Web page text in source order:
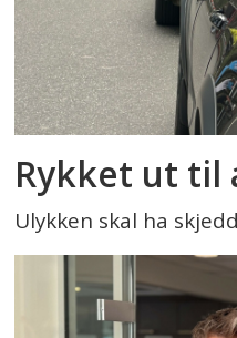
Rykket ut til
Ulykken skal ha